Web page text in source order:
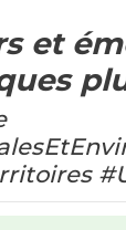
et